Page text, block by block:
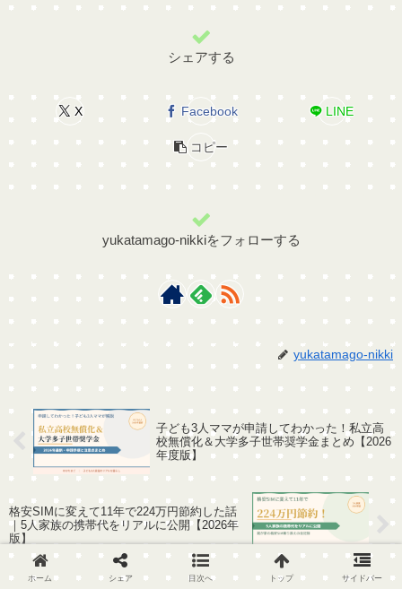
シェアする
X Facebook LINE
コピー
yukatamago-nikkiをフォローする
yukatamago-nikki
子ども3人ママが申請してわかった！私立高
校無償化＆大学多子世帯奨学金まとめ【2026
年度版】
格安SIMに変えて11年で224万円節約した話
｜5人家族の携帯代をリアルに公開【2026年
版】
ホーム シェア 目次へ トップ サイドバー